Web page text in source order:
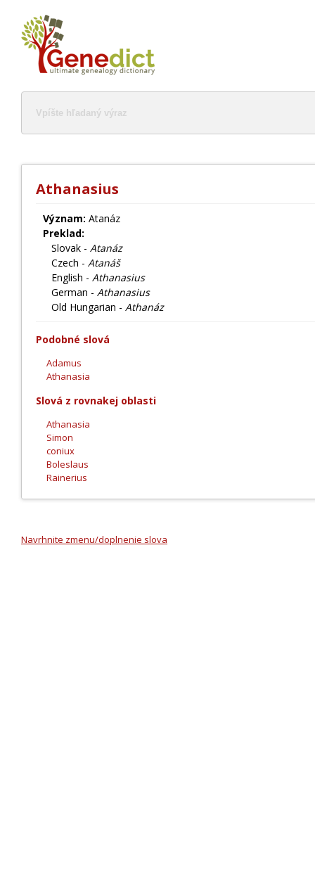
Athanasius
Význam: Atanáz
Preklad:
Slovak - Atanáz
Czech - Atanáš
English - Athanasius
German - Athanasius
Old Hungarian - Athanáz
Podobné slová
Adamus
Athanasia
Slová z rovnakej oblasti
Athanasia
Simon
coniux
Boleslaus
Rainerius
Navrhnite zmenu/doplnenie slova